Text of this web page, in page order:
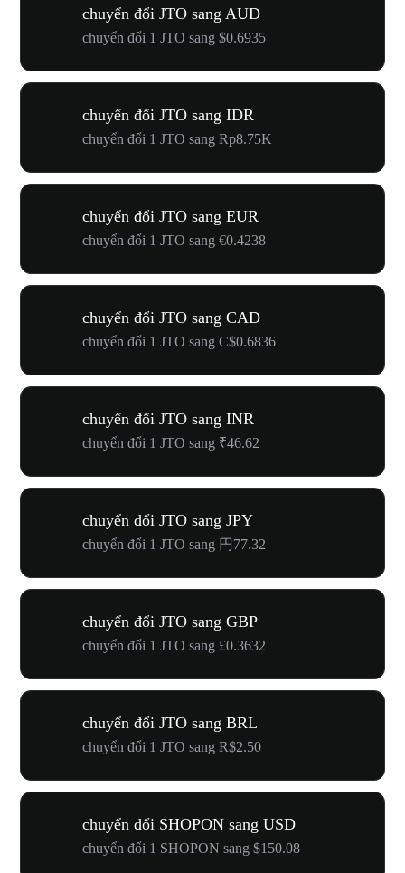
chuyển đổi JTO sang AUD
chuyển đổi 1 JTO sang $0.6935
chuyển đổi JTO sang IDR
chuyển đổi 1 JTO sang Rp8.75K
chuyển đổi JTO sang EUR
chuyển đổi 1 JTO sang €0.4238
chuyển đổi JTO sang CAD
chuyển đổi 1 JTO sang C$0.6836
chuyển đổi JTO sang INR
chuyển đổi 1 JTO sang ₹46.62
chuyển đổi JTO sang JPY
chuyển đổi 1 JTO sang 円77.32
chuyển đổi JTO sang GBP
chuyển đổi 1 JTO sang £0.3632
chuyển đổi JTO sang BRL
chuyển đổi 1 JTO sang R$2.50
chuyển đổi SHOPON sang USD
chuyển đổi 1 SHOPON sang $150.08